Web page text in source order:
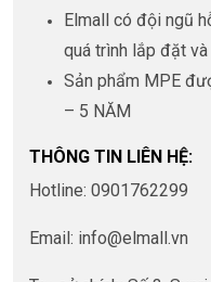
Elmall có đội ngũ
quá trình lắp đặt
Sản phẩm MPE
– 5 NĂM
THÔNG TIN LIÊN HỆ:
Hotline: 0901762299
Email: info@elmall.vn